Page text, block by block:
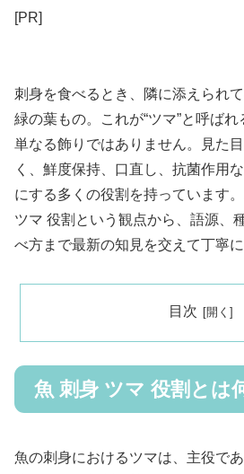
[PR]
刺身を食べるとき、隣に添えられ
緑の葉もの。これが“ツマ”と呼ば
単なる飾りではありません。見た
く、鮮度保持、口直し、抗菌作用
にする多くの役割を持っています
ツマ 役割という観点から、語源、
べ方まで最新の知見を交えて丁寧に
目次
魚 刺身 ツマ 役割とは
魚の刺身におけるツマは、主役で